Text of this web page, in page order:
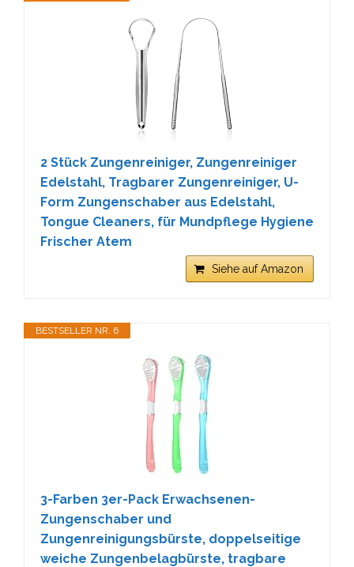
2 Stück Zungenreiniger, Zungenreiniger
Edelstahl, Tragbarer Zungenreiniger, U-
Form Zungenschaber aus Edelstahl,
Tongue Cleaners, für Mundpflege Hygiene
Frischer Atem
Siehe auf Amazon
BESTSELLER NR. 6
3-Farben 3er-Pack Erwachsenen-
Zungenschaber und
Zungenreinigungsbürste, doppelseitige
weiche Zungenbelagbürste, tragbare